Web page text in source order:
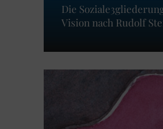
Die
Vision nach Rudolf